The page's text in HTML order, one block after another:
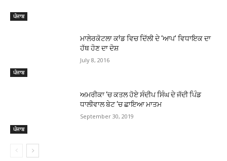
ਪੰਜਾਬ
ਪੰਜਾਬ
ਮਾਲੇਰਕੋਟਲਾ ਕਾਂਡ ਵਿਚ ਦਿੱਲੀ ਦੇ ‘ਆਪ’ ਵਿਧਾਇਕ ਦਾ
ਹੱਥ ਹੋਣ ਦਾ ਦੋਸ਼
July 8, 2016
ਪੰਜਾਬ
ਅਮਰੀਕਾ ‘ਚ ਕਤਲ ਹੋਏ ਸੰਦੀਪ ਸਿੰਘ ਦੇ ਜੱਦੀ ਪਿੰਡ
ਧਾਲੀਵਾਲ ਬੇਟ ‘ਚ ਛਾਇਆ ਮਾਤਮ
September 30, 2019